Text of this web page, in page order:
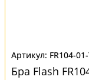
FR104-01-
Бра Flash